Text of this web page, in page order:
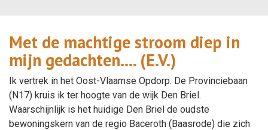
Met de machtige stroom diep in
mijn gedachten…. (E.V.)
Ik vertrek in het Oost-Vlaamse Opdorp. De Provinciebaan
(N17) kruis ik ter hoogte van de wijk Den Briel.
Waarschijnlijk is het huidige Den Briel de oudste
bewoningskern van de regio Baceroth (Baasrode) die zich